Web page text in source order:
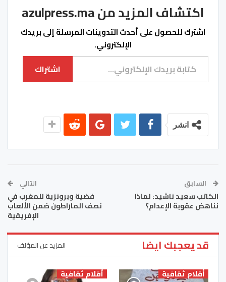
اكتشاف المزيد من azulpress.ma
اشترك للحصول على أحدث التدوينات المرسلة إلى بريدك
الإلكتروني.
كتابة بريدك الإلكتروني...
اشتراك
انشر
السابق
الكاتب سعيد ناشيد: لماذا
نناهض عقوبة الإعدام؟
التالي
فضية وبرونزية للمغرب في
نصف الماراطون ضمن الألعاب
الإفريقية
قد يعجبك ايضا المزيد عن المؤلف
أقلام ثقافية أقلام ثقافية